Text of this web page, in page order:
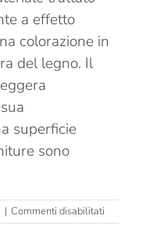
a effetto
colorazione in
del legno. Il
superficie
sono
| Commenti disabilitati
Maxi